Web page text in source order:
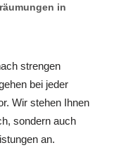
in
strengen
bei jeder
Wir stehen Ihnen
sondern auch
an.